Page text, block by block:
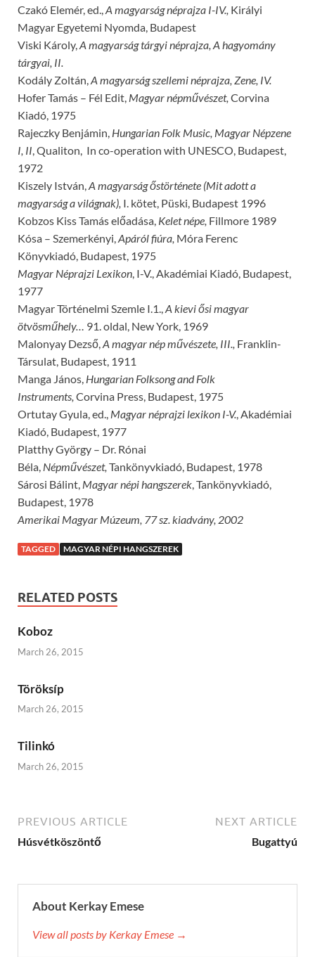
Czakó Elemér, ed.,A magyarság néprajza I-IV., Királyi
Magyar Egyetemi Nyomda, Budapest
Viski Károly,A magyarság tárgyi néprajza, A hagyomány
tárgyai, II.
Kodály Zoltán,A magyarság szellemi néprajza, Zene, IV.
Hofer Tamás – Fél Edit, Magyar népművészet, Corvina
Kiadó, 1975
Rajeczky Benjámin, Hungarian Folk Music, Magyar Népzene
I, II, Qualiton, In co-operation with UNESCO, Budapest,
1972
Kiszely István,A magyarság őstörténete (Mit adott a
magyarság a világnak), I. kötet, Püski, Budapest 1996
Kobzos Kiss Tamás előadása, Kelet népe, Fillmore 1989
Kósa – Szemerkényi,Apáról fiúra, Móra Ferenc
Könyvkiadó, Budapest, 1975
Magyar Néprajzi Lexikon, I-V., Akadémiai Kiadó, Budapest,
1977
Magyar Történelmi Szemle I.1.,A kievi ősi magyar
ötvösműhely… 91. oldal, New York, 1969
Malonyay Dezső,A magyar nép művészete, III., Franklin-
Társulat, Budapest, 1911
Manga János, Hungarian Folksong and Folk
Instruments, Corvina Press, Budapest, 1975
Ortutay Gyula, ed., Magyar néprajzi lexikon I-V., Akadémiai
Kiadó, Budapest, 1977
Platthy György – Dr. Rónai
Béla, Népművészet, Tankönyvkiadó, Budapest, 1978
Sárosi Bálint, Magyar népi hangszerek, Tankönyvkiadó,
Budapest, 1978
Amerikai Magyar Múzeum, 77 sz. kiadvány, 2002
TAGGED MAGYAR NÉPI HANGSZEREK
RELATED POSTS
Koboz
March 26, 2015
Töröksíp
March 26, 2015
Tilinkó
March 26, 2015
PREVIOUS ARTICLE
Húsvétköszöntő
NEXT ARTICLE
Bugattyú
About Kerkay Emese
View all posts by Kerkay Emese →